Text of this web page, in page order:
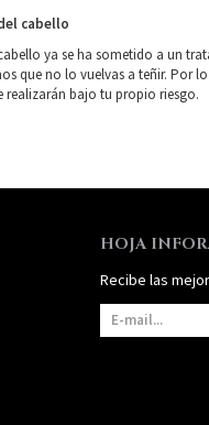
cabello
ya se ha sometido a un
que no lo vuelvas a teñir. Por
realizarán bajo tu propio riesgo.
HOJA
Recibe las